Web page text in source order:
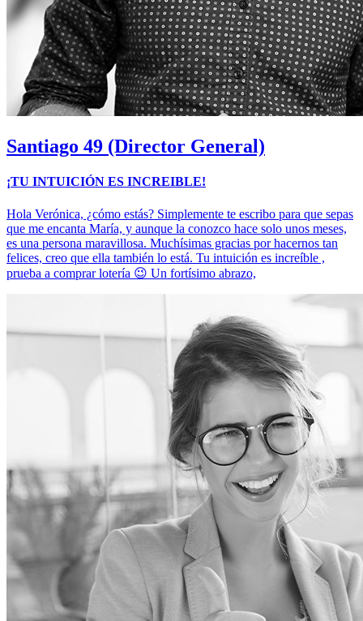
Santiago 49 (Director General)
¡TU INTUICIÓN ES INCREIBLE!
Hola Verónica, ¿cómo estás? Simplemente te escribo para que sepas
que me encanta María, y aunque la conozco hace solo unos meses,
es una persona maravillosa. Muchísimas gracias por hacernos tan
felices, creo que ella también lo está. Tu intuición es increíble ,
prueba a comprar lotería 😉 Un fortísimo abrazo,